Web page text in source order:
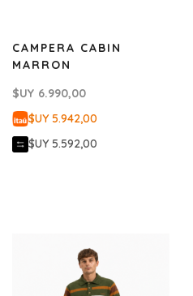
CAMPERA CABIN
MARRON
$UY 6.990,00
$UY 5.942,00
$UY 5.592,00